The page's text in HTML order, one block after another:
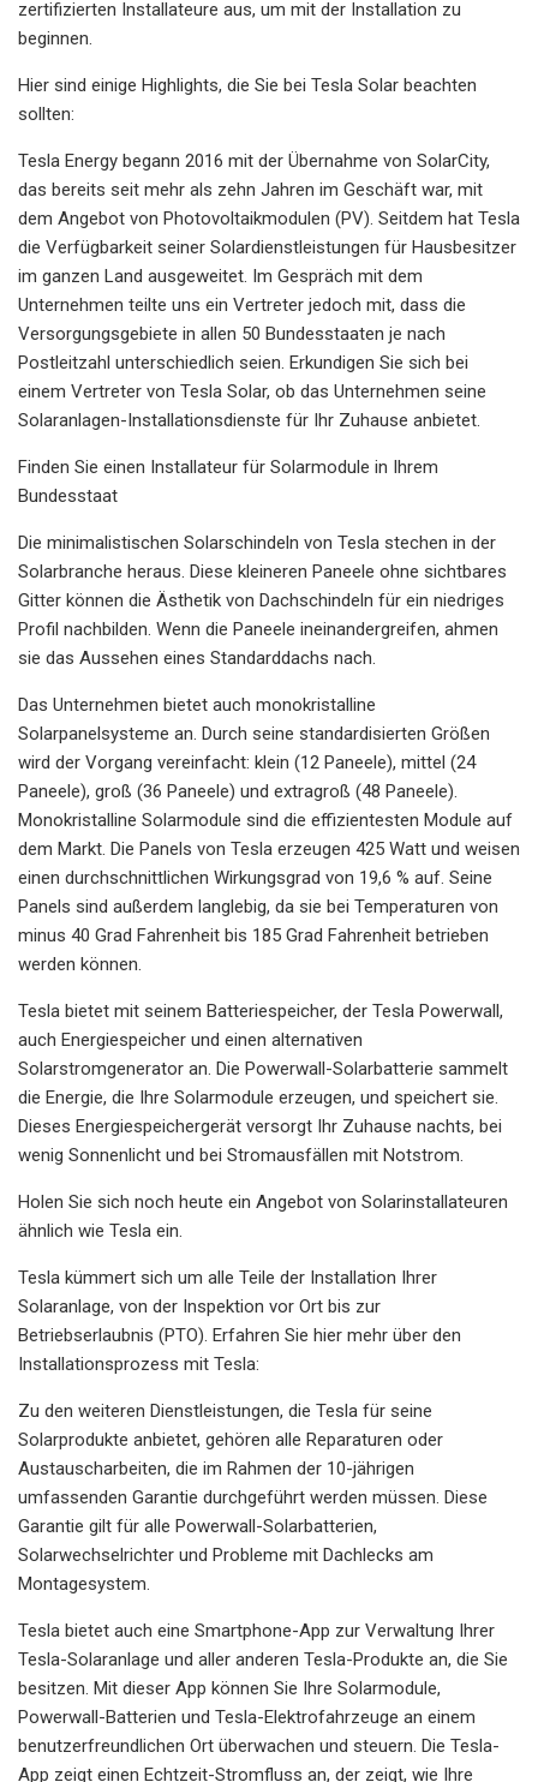
zertifizierten Installateure aus, um mit der Installation zu
beginnen.
Hier sind einige Highlights, die Sie bei Tesla Solar beachten
sollten:
Tesla Energy begann 2016 mit der Übernahme von SolarCity,
das bereits seit mehr als zehn Jahren im Geschäft war, mit
dem Angebot von Photovoltaikmodulen (PV). Seitdem hat Tesla
die Verfügbarkeit seiner Solardienstleistungen für Hausbesitzer
im ganzen Land ausgeweitet. Im Gespräch mit dem
Unternehmen teilte uns ein Vertreter jedoch mit, dass die
Versorgungsgebiete in allen 50 Bundesstaaten je nach
Postleitzahl unterschiedlich seien. Erkundigen Sie sich bei
einem Vertreter von Tesla Solar, ob das Unternehmen seine
Solaranlagen-Installationsdienste für Ihr Zuhause anbietet.
Finden Sie einen Installateur für Solarmodule in Ihrem
Bundesstaat
Die minimalistischen Solarschindeln von Tesla stechen in der
Solarbranche heraus. Diese kleineren Paneele ohne sichtbares
Gitter können die Ästhetik von Dachschindeln für ein niedriges
Profil nachbilden. Wenn die Paneele ineinandergreifen, ahmen
sie das Aussehen eines Standarddachs nach.
Das Unternehmen bietet auch monokristalline
Solarpanelsysteme an. Durch seine standardisierten Größen
wird der Vorgang vereinfacht: klein (12 Paneele), mittel (24
Paneele), groß (36 Paneele) und extragroß (48 Paneele).
Monokristalline Solarmodule sind die effizientesten Module auf
dem Markt. Die Panels von Tesla erzeugen 425 Watt und weisen
einen durchschnittlichen Wirkungsgrad von 19,6 % auf. Seine
Panels sind außerdem langlebig, da sie bei Temperaturen von
minus 40 Grad Fahrenheit bis 185 Grad Fahrenheit betrieben
werden können.
Tesla bietet mit seinem Batteriespeicher, der Tesla Powerwall,
auch Energiespeicher und einen alternativen
Solarstromgenerator an. Die Powerwall-Solarbatterie sammelt
die Energie, die Ihre Solarmodule erzeugen, und speichert sie.
Dieses Energiespeichergerät versorgt Ihr Zuhause nachts, bei
wenig Sonnenlicht und bei Stromausfällen mit Notstrom.
Holen Sie sich noch heute ein Angebot von Solarinstallateuren
ähnlich wie Tesla ein.
Tesla kümmert sich um alle Teile der Installation Ihrer
Solaranlage, von der Inspektion vor Ort bis zur
Betriebserlaubnis (PTO). Erfahren Sie hier mehr über den
Installationsprozess mit Tesla:
Zu den weiteren Dienstleistungen, die Tesla für seine
Solarprodukte anbietet, gehören alle Reparaturen oder
Austauscharbeiten, die im Rahmen der 10-jährigen
umfassenden Garantie durchgeführt werden müssen. Diese
Garantie gilt für alle Powerwall-Solarbatterien,
Solarwechselrichter und Probleme mit Dachlecks am
Montagesystem.
Tesla bietet auch eine Smartphone-App zur Verwaltung Ihrer
Tesla-Solaranlage und aller anderen Tesla-Produkte an, die Sie
besitzen. Mit dieser App können Sie Ihre Solarmodule,
Powerwall-Batterien und Tesla-Elektrofahrzeuge an einem
benutzerfreundlichen Ort überwachen und steuern. Die Tesla-
App zeigt einen Echtzeit-Stromfluss an, der zeigt, wie Ihre